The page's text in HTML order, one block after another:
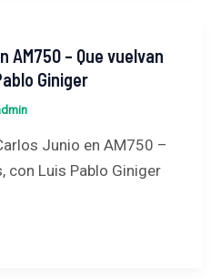
AM750 – Que vuelvan
Giniger
Junio en AM750 –
con Luis Pablo Giniger